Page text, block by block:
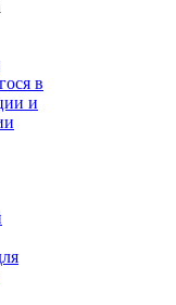
в
и